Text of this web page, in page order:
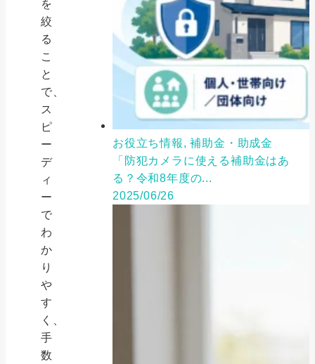
を
絞
る
こ
と
で、
ス
ピ
ー
デ
ィ
ー
で
わ
か
り
や
す
く、
手
数
お役立ち情報, 補助金・助成金
「防犯カメラに使える補助金はあ
る？令和8年度の...
2025/06/26